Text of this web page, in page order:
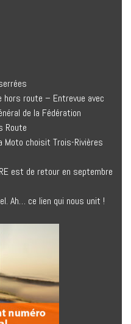
hors route – Entrevue avec
de la Fédération
Route
Moto choisit Trois-Rivières
est de retour en septembre
Ah… ce lien qui nous unit !